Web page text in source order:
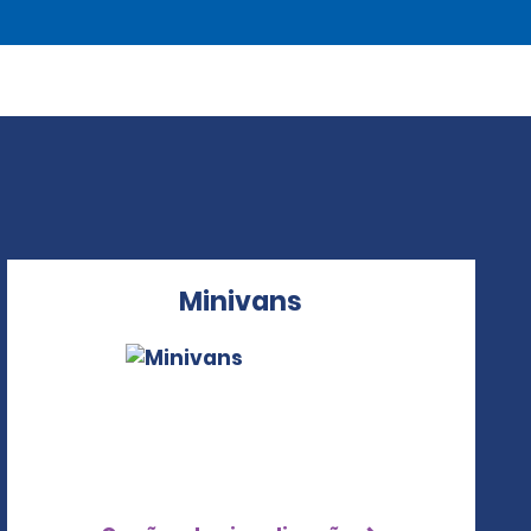
Minivans